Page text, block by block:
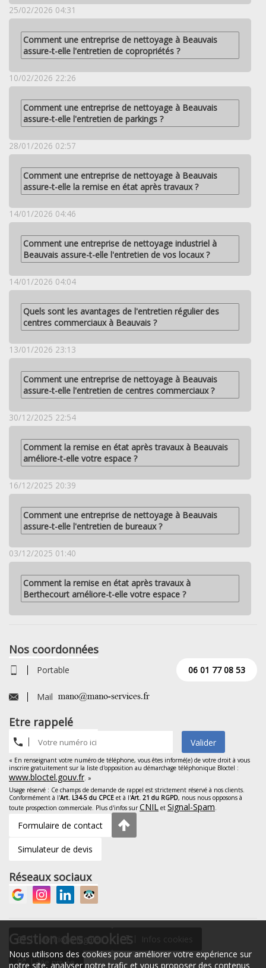
Gestion des cookies
Nous utilisons des cookies pour améliorer votre expérience sur
notre site, analyser notre trafic et vous proposer des contenus
25/02/2026 04:31
Comment une entreprise de nettoyage à Beauvais
assure-t-elle l'entretien de copropriétés ?
10/02/2026 22:26
Comment une entreprise de nettoyage à Beauvais
assure-t-elle l'entretien de parkings ?
28/01/2026 02:57
Comment une entreprise de nettoyage à Beauvais
assure-t-elle la remise en état après travaux ?
14/01/2026 04:46
Comment une entreprise de nettoyage industriel à
Beauvais assure-t-elle l'entretien de vos locaux ?
14/01/2026 04:04
Quels sont les avantages de l'entretien régulier des
centres commerciaux à Beauvais ?
13/01/2026 23:13
Comment une entreprise de nettoyage à Beauvais
assure-t-elle l'entretien de centres commerciaux ?
30/12/2025 22:54
Comment la remise en état après travaux à Beauvais
améliore-t-elle votre espace ?
16/12/2025 20:39
Comment une entreprise de nettoyage à Beauvais
assure-t-elle l'entretien de bureaux ?
03/12/2025 01:40
Comment la remise en état après travaux à
Berthecourt améliore-t-elle votre espace ?
Nos coordonnées
Portable 06 01 77 08 53
Mail
Etre rappelé
Valider
« En renseignant votre numéro de téléphone, vous êtes informé(e) de votre droit à vous
inscrire gratuitement sur la liste d'opposition au démarchage téléphonique Bloctel :
www.bloctel.gouv.fr. »
Usage réservé : Ce champs de demande de rappel est strictement réservé à nos clients.
Conformément à l'Art. L34-5 du CPCE et à l'Art. 21 du RGPD, nous nous opposons à
toute prospection commerciale. Plus d'infos surCNIL et Signal-Spam.
Formulaire de contact
Simulateur de devis
Réseaux sociaux
Mentions légales Infos cookies
Vie privée